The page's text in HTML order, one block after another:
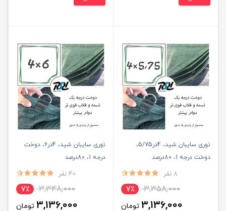
توری سایبان شید، 4در5/75،
دوخت درجه 1، 80درصد
8 نفر
3,358,000 7٪
3,136,000 تومان
توری سایبان شید، 4در6، دوخت
درجه 1، 80درصد
40 نفر
3,348,000 7٪
3,136,000 تومان